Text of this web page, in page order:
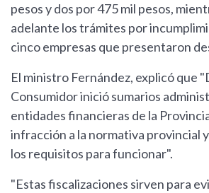
pesos y dos por 475 mil pesos,
adelante los trámites por
cinco empresas que presentaron
El ministro Fernández, explicó que
Consumidor inició sumarios
entidades financieras de la
infracción a la normativa provincial
los requisitos para funcionar".
"Estas fiscalizaciones sirven para